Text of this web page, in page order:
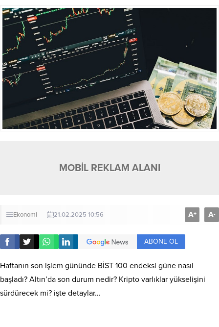
MOBİL REKLAM ALANI
Ekonomi 21.02.2025 10:56 A+ A-
ABONE OL
Haftanın son işlem gününde BİST 100 endeksi güne nasıl
başladı? Altın’da son durum nedir? Kripto varlıklar yükselişini
sürdürecek mi? işte detaylar…